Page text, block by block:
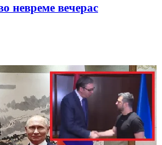
невреме вечерас